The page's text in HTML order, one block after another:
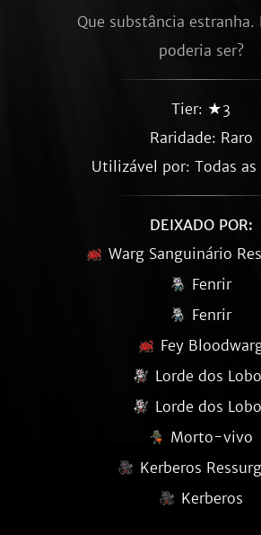
Que substância estranha.
poderia ser?
Tier: ★3
Raridade: Raro
Utilizável por: Todas as
DEIXADO POR:
Warg Sanguinário
Fenrir
Fenrir
Fey
Lorde dos
Lorde dos
Morto-vivo
Kerberos
Kerberos